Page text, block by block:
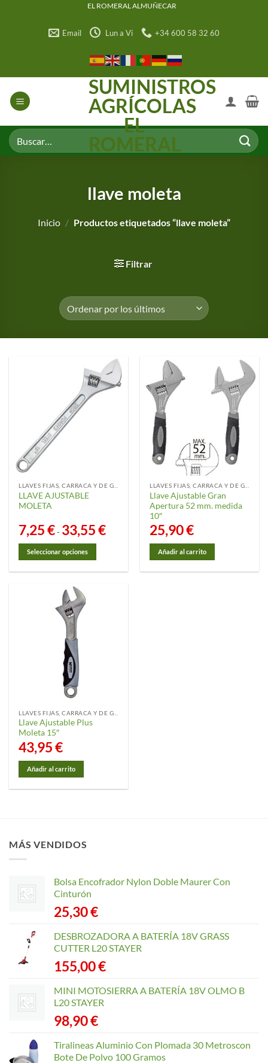
EL ROMERAL ALMUÑECAR
Email Lun a Vi +34 600 58 32 60
SUMINISTROS
AGRÍCOLAS
EL
ROMERAL
Buscar
por:
llave moleta
Inicio / Productos etiquetados “llave moleta”
Filtrar
LLAVE AJUSTABLE
MOLETA
7,25€- 33,55€Rango
de
33,55 €
Seleccionar opciones
página
de
producto
Llave Ajustable Gran
Apertura 52 mm. medida
10″
25,90€
Añadir al carrito
Llave Ajustable Plus
Moleta 15″
43,95€
Añadir al carrito
MÁS VENDIDOS
Bolsa Encofrador Nylon Doble Maurer Con
Cinturón
25,30€
DESBROZADORA A BATERÍA 18V GRASS
CUTTER L20 STAYER
155,00€
MINI MOTOSIERRA A BATERÍA 18V OLMO B
L20 STAYER
98,90€
Tiralineas Aluminio Con Plomada 30 Metroscon
Bote De Polvo 100 Gramos